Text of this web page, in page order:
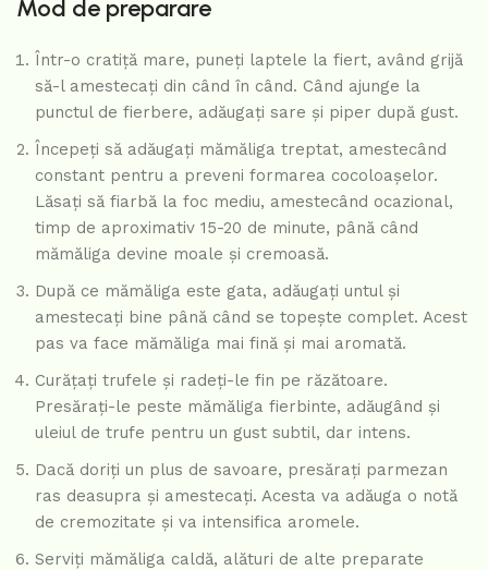
Mod de preparare
Într-o cratiță mare, puneți laptele la fiert, având grijă
să-l amestecați din când în când. Când ajunge la
punctul de fierbere, adăugați sare și piper după gust.
Începeți să adăugați mămăliga treptat, amestecând
constant pentru a preveni formarea cocoloașelor.
Lăsați să fiarbă la foc mediu, amestecând ocazional,
timp de aproximativ 15-20 de minute, până când
mămăliga devine moale și cremoasă.
După ce mămăliga este gata, adăugați untul și
amestecați bine până când se topește complet. Acest
pas va face mămăliga mai fină și mai aromată.
Curățați trufele și radeți-le fin pe răzătoare.
Presărați-le peste mămăliga fierbinte, adăugând și
uleiul de trufe pentru un gust subtil, dar intens.
Dacă doriți un plus de savoare, presărați parmezan
ras deasupra și amestecați. Acesta va adăuga o notă
de cremozitate și va intensifica aromele.
Serviți mămăliga caldă, alături de alte preparate